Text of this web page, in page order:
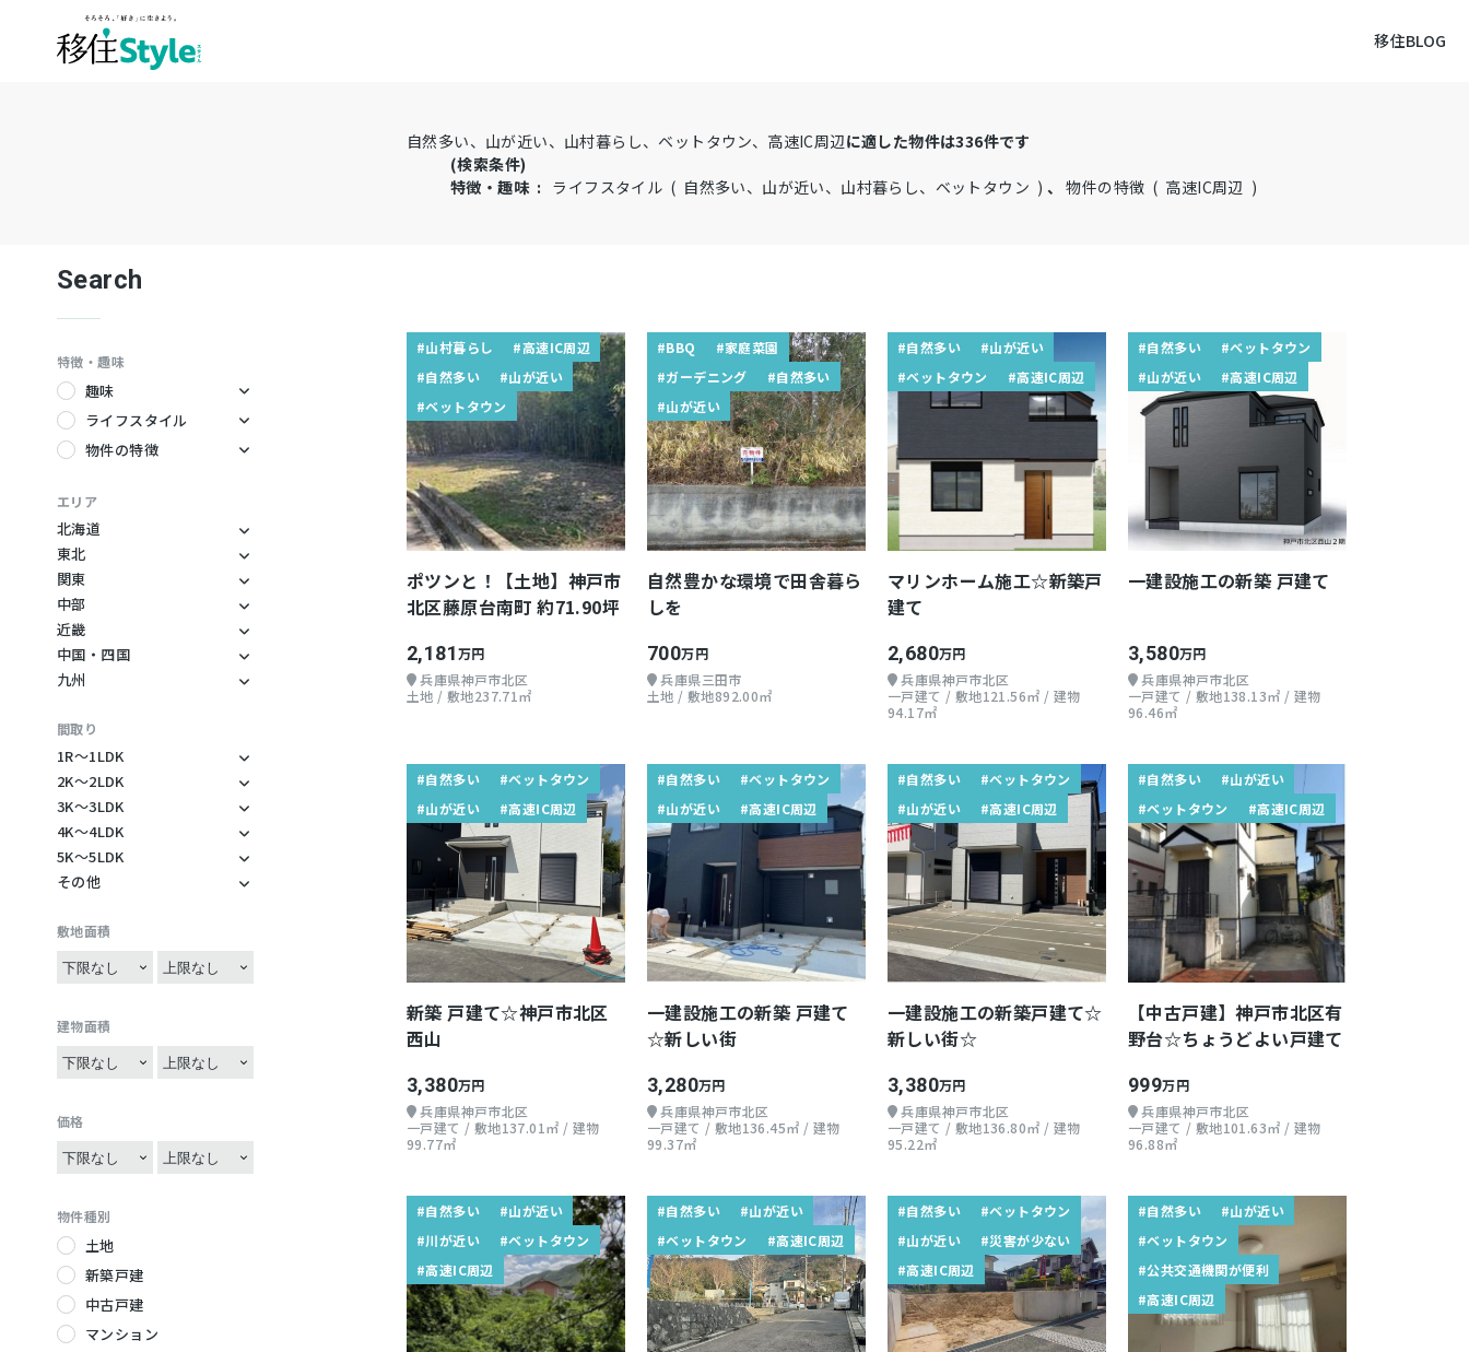
移住BLOG
自然多い、山が近い、山村暮らし、ベットタウン、高速IC周辺に適した物件は336件です
(検索条件)
特徴・趣味 : ライフスタイル ( 自然多い、山が近い、山村暮らし、ベットタウン ) 、物件の特徴 ( 高速IC周辺 )
#山村暮らし
#高速IC周辺
#自然多い
#山が近い
#ベットタウン
ポツンと！【土地】神戸市
北区藤原台南町 約71.90坪
2,181万円
兵庫県神戸市北区
土地 / 敷地237.71㎡
#BBQ
#家庭菜園
#ガーデニング
#自然多い
#山が近い
自然豊かな環境で田舎暮ら
しを
700万円
兵庫県三田市
土地 / 敷地892.00㎡
#自然多い
#山が近い
#ベットタウン
#高速IC周辺
マリンホーム施工☆新築戸
建て
2,680万円
兵庫県神戸市北区
一戸建て / 敷地121.56㎡ / 建物
94.17㎡
#自然多い
#ベットタウン
#山が近い
#高速IC周辺
一建設施工の新築 戸建て
3,580万円
兵庫県神戸市北区
一戸建て / 敷地138.13㎡ / 建物
96.46㎡
#自然多い
#ベットタウン
#山が近い
#高速IC周辺
新築 戸建て☆神戸市北区
西山
3,380万円
兵庫県神戸市北区
一戸建て / 敷地137.01㎡ / 建物
99.77㎡
#自然多い
#ベットタウン
#山が近い
#高速IC周辺
一建設施工の新築 戸建て
☆新しい街
3,280万円
兵庫県神戸市北区
一戸建て / 敷地136.45㎡ / 建物
99.37㎡
#自然多い
#ベットタウン
#山が近い
#高速IC周辺
一建設施工の新築戸建て☆
新しい街☆
3,380万円
兵庫県神戸市北区
一戸建て / 敷地136.80㎡ / 建物
95.22㎡
#自然多い
#山が近い
#ベットタウン
#高速IC周辺
【中古戸建】神戸市北区有
野台☆ちょうどよい戸建て
999万円
兵庫県神戸市北区
一戸建て / 敷地101.63㎡ / 建物
96.88㎡
#自然多い
#山が近い
#川が近い
#ベットタウン
#高速IC周辺
#自然多い
#山が近い
#ベットタウン
#高速IC周辺
#自然多い
#ベットタウン
#山が近い
#災害が少ない
#高速IC周辺
#自然多い
#山が近い
#ベットタウン
#公共交通機関が便利
#高速IC周辺
Search
特徴・趣味
趣味
キャンプ
サーフィン
スキー・スノーボー
ゴルフ
野鳥
BBQ
農場
家庭菜園
ガーデニング
陶芸・工芸
ライフスタイル
テレワーク
山が近い
水が美味しい
森暮らし
山村暮らし
島暮らし
地域活動
自給自足
歴史的建造物が近い
災害が少ない
老後住みやすい
物件の特徴
デザイナーズ物件
お店ができる
バリアフリー
二世帯住宅
田舎にあるデカい家
井戸水利用可
五右衛門風呂
富士山が見える
電車が複数使える
公共交通機関が便利
エリア
北海道
東北
関東
中部
静岡県
愛知県
近畿
兵庫県
中国・四国
九州
大分県
間取り
1R〜1LDK
1R
1K
1DK
1LDK
2K〜2LDK
2K
2DK
2LK
3K〜3LDK
3K
3DK
3SDK
4K〜4LDK
4K
4SDK
5K〜5LDK
5LDK
その他
敷地面積
建物面積
価格
物件種別
土地
新築戸建
中古戸建
マンション